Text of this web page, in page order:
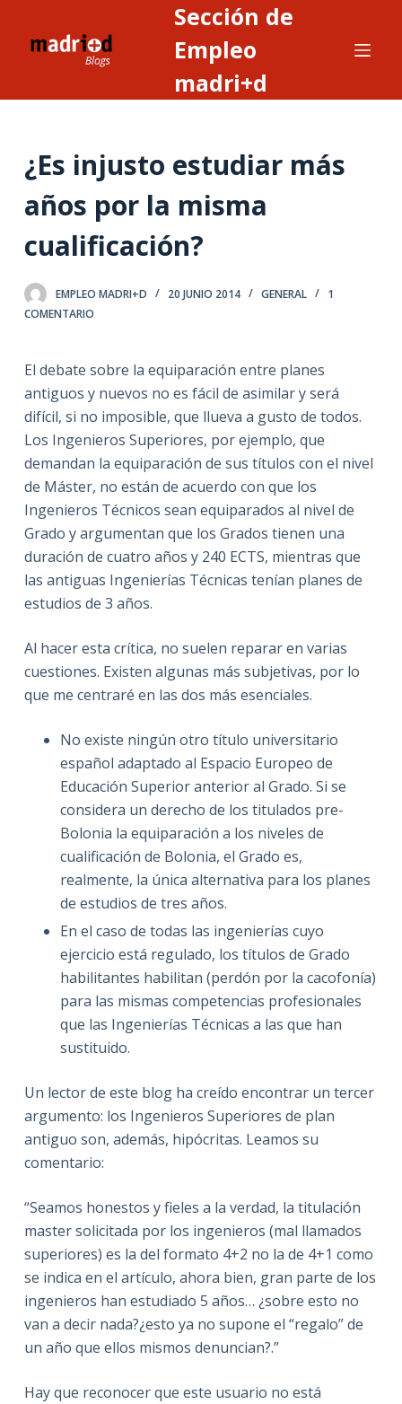
n
e
n
d
o
Sección de
Empleo
madri+d
¿Es injusto estudiar más
años por la misma
cualificación?
EMPLEO MADRI+D 20 JUNIO 2014 GENERAL
1
COMENTARIO
El debate sobre la equiparación entre planes
antiguos y nuevos no es fácil de asimilar y será
difícil, si no imposible, que llueva a gusto de todos.
Los Ingenieros Superiores, por ejemplo, que
demandan la equiparación de sus títulos con el nivel
de Máster, no están de acuerdo con que los
Ingenieros Técnicos sean equiparados al nivel de
Grado y argumentan que los Grados tienen una
duración de cuatro años y 240 ECTS, mientras que
las antiguas Ingenierías Técnicas tenían planes de
estudios de 3 años.
Al hacer esta crítica, no suelen reparar en varias
cuestiones. Existen algunas más subjetivas, por lo
que me centraré en las dos más esenciales.
No existe ningún otro título universitario
español adaptado al Espacio Europeo de
Educación Superior anterior al Grado. Si se
considera un derecho de los titulados pre-
Bolonia la equiparación a los niveles de
cualificación de Bolonia, el Grado es,
realmente, la única alternativa para los planes
de estudios de tres años.
En el caso de todas las ingenierías cuyo
ejercicio está regulado, los títulos de Grado
habilitantes habilitan (perdón por la cacofonía)
para las mismas competencias profesionales
que las Ingenierías Técnicas a las que han
sustituido.
Un lector de este blog ha creído encontrar un tercer
argumento: los Ingenieros Superiores de plan
antiguo son, además, hipócritas. Leamos su
comentario:
“Seamos honestos y fieles a la verdad, la titulación
master solicitada por los ingenieros (mal llamados
superiores) es la del formato 4+2 no la de 4+1 como
se indica en el artículo, ahora bien, gran parte de los
ingenieros han estudiado 5 años… ¿sobre esto no
van a decir nada?¿esto ya no supone el “regalo” de
un año que ellos mismos denuncian?.”
Hay que reconocer que este usuario no está